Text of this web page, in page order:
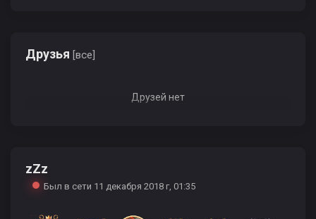
Друзья [все]
Друзей нет
zZz
Был в сети 11 декабря 2018 г, 01:35